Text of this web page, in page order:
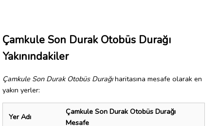
Çamkule Son Durak Otobüs Durağı
Yakınındakiler
Çamkule Son Durak Otobüs Durağıharitasına mesafe olarak en
yakın yerler:
Yer Adı
Çamkule Son Durak Otobüs Durağı
Mesafe